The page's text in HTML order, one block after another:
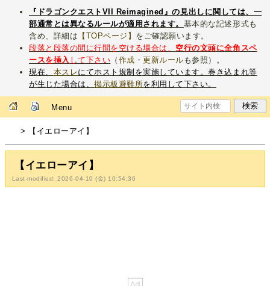
『ドラゴンクエストVII Reimagined』の見出しに関しては、一
部通常とは異なるルールが適用されます。 基本的な記述形式も
含め、詳細は 【TOPページ】 をご確認願います。
段落と段落の間に行間を空ける場合は、 空行の文頭に全角スペ
ースを挿入 して下さい （ 作成・更新ルール も参照）。
現在、 本スレにてホスト規制を実施しています。巻き込まれ等
が生じた場合は、掲示板避難所を利用して下さい。
Menu
> 【イエローアイ】
【イエローアイ】
Last-modified: 2026-04-10 (金) 10:54:36